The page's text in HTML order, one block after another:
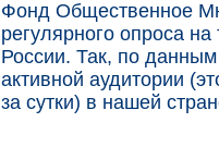
Фонд Общественное
регулярного опроса
России. Так, по
активной аудитории
за сутки) в нашей